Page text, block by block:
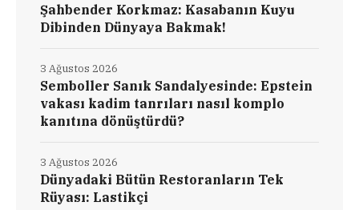
Şahbender Korkmaz: Kasabanın Kuyu
Dibinden Dünyaya Bakmak!
Semboller Sanık Sandalyesinde: Epstein
vakası kadim tanrıları nasıl komplo
kanıtına dönüştürdü?
3 Ağustos 2026
Dünyadaki Bütün Restoranların Tek
Rüyası: Lastikçi
3 Ağustos 2026